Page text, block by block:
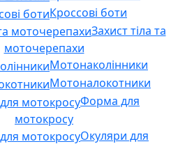
Кроссові боти
Захист тіла та
моточерепахи
Мотонаколінники
Мотоналокотники
Форма для
мотокросу
Окуляри для